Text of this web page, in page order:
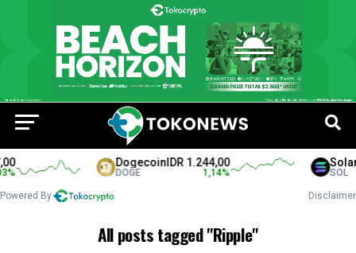
DogecoinIDR 1.244,00
DOGE 1,14 %
Solana
SOL
Powered By Disclaimer
All posts tagged "Ripple"